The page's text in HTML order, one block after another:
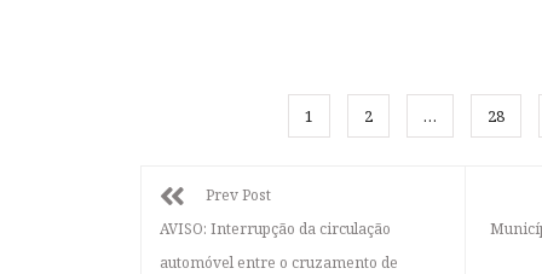
1 2 … 28
Prev Post
AVISO: Interrupção da circulação
automóvel entre o cruzamento de